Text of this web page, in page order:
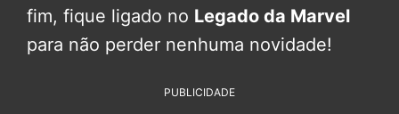
fim, fique ligado no Legado da Marvel
para não perder nenhuma novidade!
PUBLICIDADE